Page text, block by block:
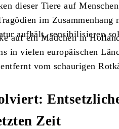
dieser Tiere auf
im
aufhält, sensibilisieren
auf ein Mädchen in
in vielen europäischen
vom schaurigen
Zeit